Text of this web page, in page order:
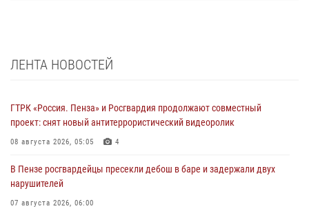
ЛЕНТА НОВОСТЕЙ
ГТРК «Россия. Пенза» и Росгвардия продолжают совместный
проект: снят новый антитеррористический видеоролик
08 августа 2026, 05:05 4
В Пензе росгвардейцы пресекли дебош в баре и задержали двух
нарушителей
07 августа 2026, 06:00